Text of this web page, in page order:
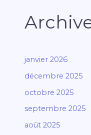
janvier 2026
décembre 2025
octobre 2025
septembre 2025
août 2025